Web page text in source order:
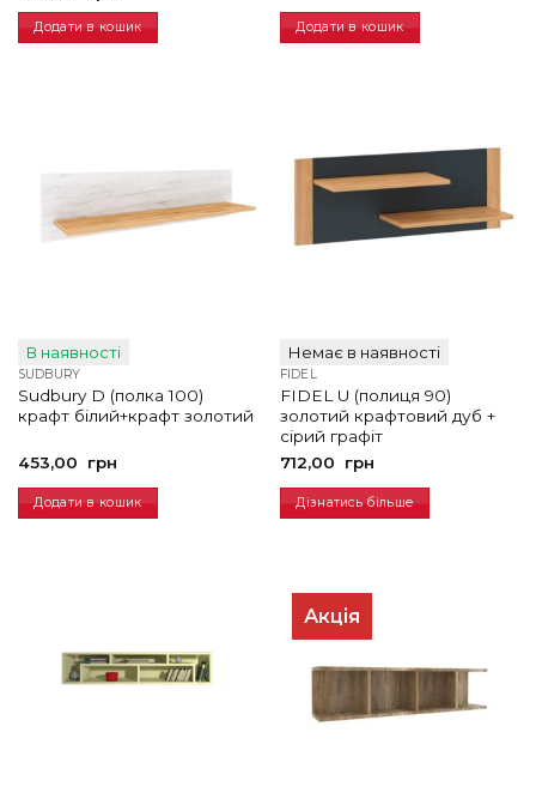
571,00
грн.
458,00
грн.
Додати в кошик Додати в кошик
В наявності
SUDBURY
Sudbury D (полка 100)
крафт білий+крафт золотий
453,00 грн
Додати в кошик
Немає в наявності
FIDEL
FIDEL U (полиця 90)
золотий крафтовий дуб +
сірий графіт
712,00
грн
Дізнатись більше
Акція